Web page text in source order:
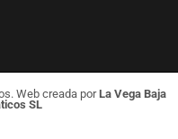
Web creada porLa Vega Baja
SL